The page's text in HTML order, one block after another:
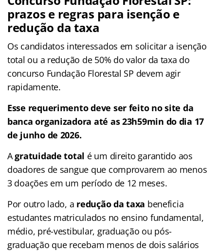
prazos e regras para isenção e
redução da taxa
Os candidatos interessados em solicitar a isenção
total ou a redução de 50% do valor da taxa do
concurso Fundação Florestal SP devem agir
rapidamente.
Esse requerimento deve ser feito no site da
banca organizadora até as 23h59min do dia 17
de junho de 2026.
Agratuidade total é um direito garantido aos
doadores de sangue que comprovarem ao menos
3 doações em um período de 12 meses.
Por outro lado, a redução da taxa beneficia
estudantes matriculados no ensino fundamental,
médio, pré-vestibular, graduação ou pós-
graduação que recebam menos de dois salários